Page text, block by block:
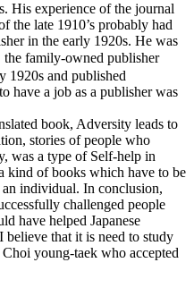
His experience of the journal
the late 1910’s probably had
in the early 1920s. He was
family-owned publisher
1920s and published
have a job as a publisher was
book, Adversity leads to
stories of people who
was a type of Self-help in
kind of books which have to be
an individual. In conclusion,
challenged people
have helped Japanese
that it is need to study
young-taek who accepted